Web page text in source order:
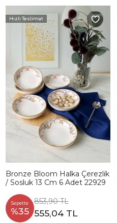
Hızlı Teslimat
Bronze Bloom Halka Çerezlik
/ Sosluk 13 Cm 6 Adet 22929
Sepette
%35
853,90 TL
555,04 TL